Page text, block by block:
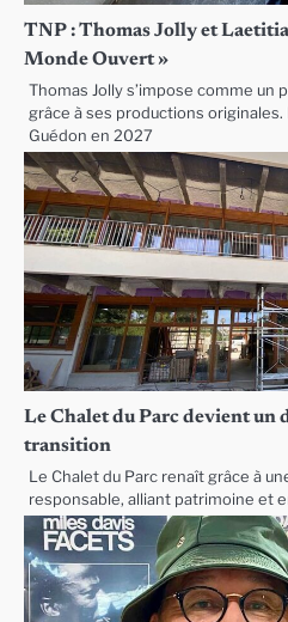
TNP : Thomas Jolly et
Monde Ouvert »
Thomas Jolly s’impose comme un
grâce à ses productions
Guédon en 2027
Le Chalet du Parc devient un
transition
Le Chalet du Parc renaît grâce à
responsable, alliant patrimoine et